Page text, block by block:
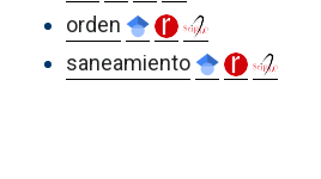
orden
saneamiento